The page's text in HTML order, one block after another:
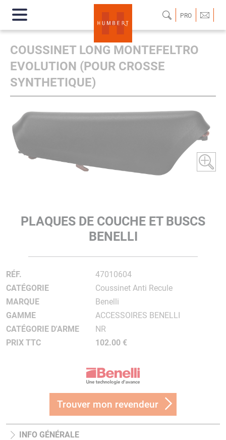
PRO
COUSSINET LONG MONTEFELTRO
EVOLUTION (POUR CROSSE
SYNTHETIQUE)
PLAQUES DE COUCHE ET BUSCS
BENELLI
RÉF.
47010604
CATÉGORIE
Coussinet Anti Recule
MARQUE
Benelli
GAMME
ACCESSOIRES BENELLI
CATÉGORIE D'ARME
NR
PRIX TTC
102.00 €
Trouver mon revendeur
INFO GÉNÉRALE